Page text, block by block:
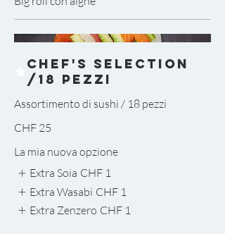
Chef's Selection
/18 pezzi
Assortimento di sushi / 18 pezzi
CHF 25
La mia nuova opzione
Extra Soia CHF 1
Extra Wasabi CHF 1
Extra Zenzero CHF 1